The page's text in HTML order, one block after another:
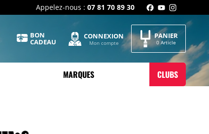
Appelez-nous : 07 81 70 89 30
BON
CADEAU
CONNEXION
Mon compte
PANIER
0 Article
MARQUES CLUBS